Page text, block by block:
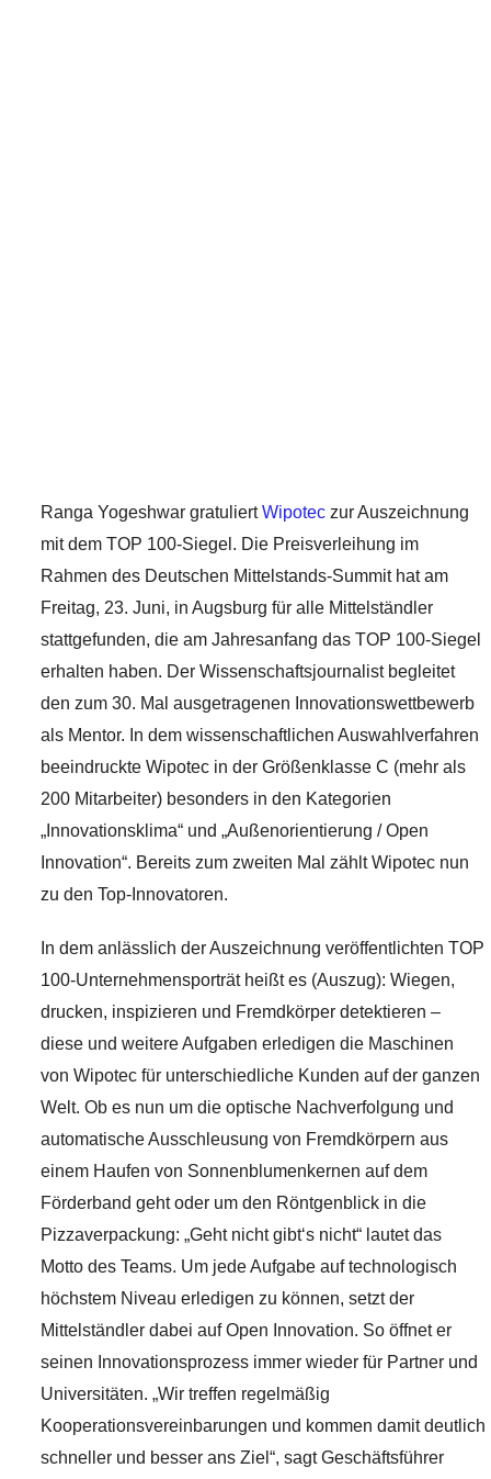
Ranga Yogeshwar gratuliertWipoteczur Auszeichnung
mit dem TOP 100-Siegel. Die Preisverleihung im
Rahmen des Deutschen Mittelstands-Summit hat am
Freitag, 23. Juni, in Augsburg für alle Mittelständler
stattgefunden, die am Jahresanfang das TOP 100-Siegel
erhalten haben. Der Wissenschaftsjournalist begleitet
den zum 30. Mal ausgetragenen Innovationswettbewerb
als Mentor. In dem wissenschaftlichen Auswahlverfahren
beeindruckte Wipotec in der Größenklasse C (mehr als
200 Mitarbeiter) besonders in den Kategorien
„Innovationsklima“ und „Außenorientierung / Open
Innovation“. Bereits zum zweiten Mal zählt Wipotec nun
zu den Top-Innovatoren.
In dem anlässlich der Auszeichnung veröffentlichten TOP
100-Unternehmensporträt heißt es (Auszug): Wiegen,
drucken, inspizieren und Fremdkörper detektieren –
diese und weitere Aufgaben erledigen die Maschinen
von Wipotec für unterschiedliche Kunden auf der ganzen
Welt. Ob es nun um die optische Nachverfolgung und
automatische Ausschleusung von Fremdkörpern aus
einem Haufen von Sonnenblumenkernen auf dem
Förderband geht oder um den Röntgenblick in die
Pizzaverpackung: „Geht nicht gibt‘s nicht“ lautet das
Motto des Teams. Um jede Aufgabe auf technologisch
höchstem Niveau erledigen zu können, setzt der
Mittelständler dabei auf Open Innovation. So öffnet er
seinen Innovationsprozess immer wieder für Partner und
Universitäten. „Wir treffen regelmäßig
Kooperationsvereinbarungen und kommen damit deutlich
schneller und besser ans Ziel“, sagt Geschäftsführer